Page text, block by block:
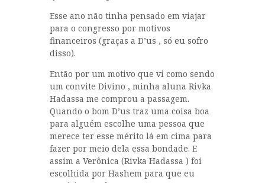
Esse ano não tinha pensado em viajar
para o congresso por motivos
financeiros (graças a D’us , só eu sofro
disso).
Então por um motivo que vi como sendo
um convite Divino , minha aluna Rivka
Hadassa me comprou a passagem.
Quando o bom D’us traz uma coisa boa
para alguém escolhe uma pessoa que
merece ter esse mérito lá em cima para
fazer por meio dela essa bondade. E
assim a Verônica (Rivka Hadassa ) foi
escolhida por Hashem para que eu